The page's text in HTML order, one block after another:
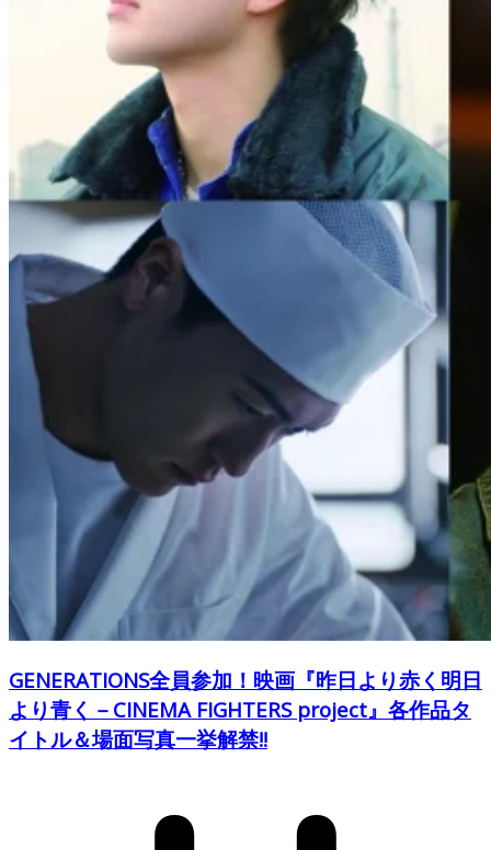
GENERATIONS全員参加！映画『昨日より赤く明日
より青く－CINEMA FIGHTERS project』各作品タ
イトル＆場面写真一挙解禁!!